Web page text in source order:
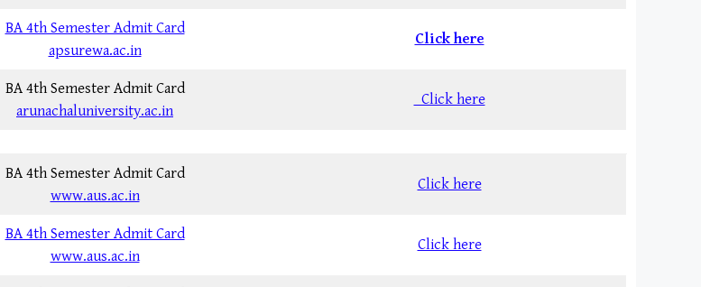
BA 4th Semester Admit Card
apsurewa.ac.in
Click here
BA 4th Semester Admit Card
arunachaluniversity.ac.in
Click here
BA 4th Semester Admit Card
www.aus.ac.in
Cli­ck here
BA 4th Semester Admit Card
www.aus.ac.in
Click here